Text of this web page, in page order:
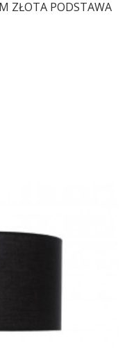
ZŁOTA PODSTAWA